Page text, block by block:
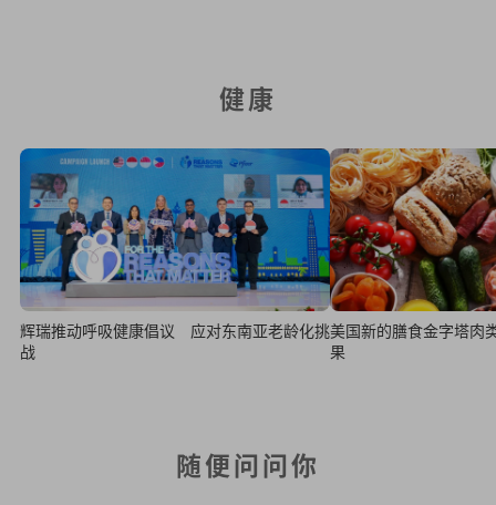
健康
辉瑞推动呼吸健康倡议 应对东南亚老龄化挑
战
美国新的膳食金字塔肉
果
随便问问你